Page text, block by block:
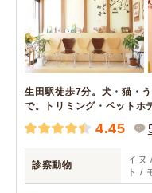
生田駅徒歩7分。犬・猫・
で。トリミング・ペットホ
4.45
診察動物
イヌ
ト /